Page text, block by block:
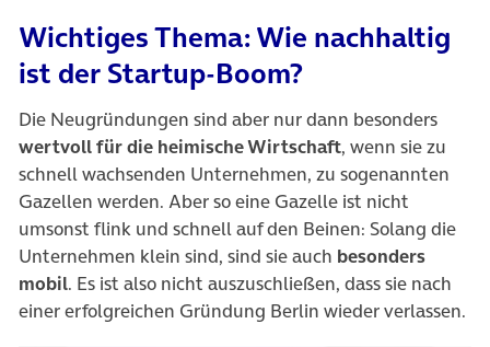
Wichtiges Thema: Wie nachhaltig
ist der Startup-Boom?
Die Neugründungen sind aber nur dann besonders
wertvoll für die heimische Wirtschaft, wenn sie zu
schnell wachsenden Unternehmen, zu sogenannten
Gazellen werden. Aber so eine Gazelle ist nicht
umsonst flink und schnell auf den Beinen: Solang die
Unternehmen klein sind, sind sie auch besonders
mobil. Es ist also nicht auszuschließen, dass sie nach
einer erfolgreichen Gründung Berlin wieder verlassen.